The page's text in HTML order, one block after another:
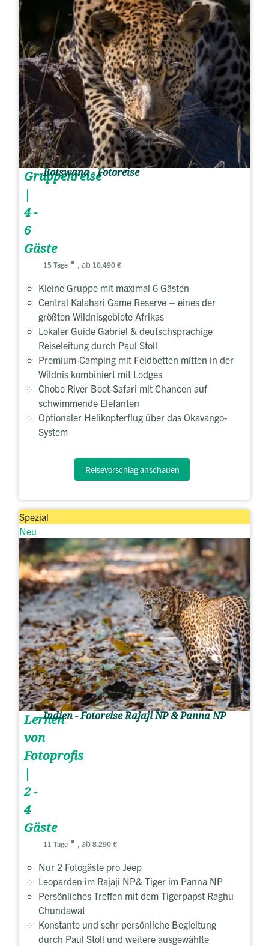
Gruppenreise
|
4 -
6
Gäste
Botswana - Fotoreise
15 Tage , ab 10.490 €
Kleine Gruppe mit maximal 6 Gästen
Central Kalahari Game Reserve – eines der
größten Wildnisgebiete Afrikas
Lokaler Guide Gabriel & deutschsprachige
Reiseleitung durch Paul Stoll
Premium-Camping mit Feldbetten mitten in der
Wildnis kombiniert mit Lodges
Chobe River Boot-Safari mit Chancen auf
schwimmende Elefanten
Optionaler Helikopterflug über das Okavango-
System
Reisevorschlag anschauen
Spezial
Neu
Lernen
von
Fotoprofis
|
2 -
4
Gäste
Indien - Fotoreise Rajaji NP & Panna NP
11 Tage , ab 8.290 €
Nur 2 Fotogäste pro Jeep
Leoparden im Rajaji NP& Tiger im Panna NP
Persönliches Treffen mit dem Tigerpapst Raghu
Chundawat
Konstante und sehr persönliche Begleitung
durch Paul Stoll und weitere ausgewählte